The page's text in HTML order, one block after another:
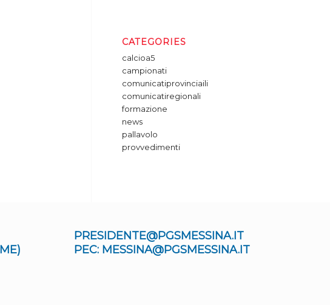
CATEGORIES
calcioa5
campionati
comunicatiprovinciaili
comunicatiregionali
formazione
news
pallavolo
provvedimenti
PRESIDENTE@PGSMESSINA.IT
PEC: MESSINA@PGSMESSINA.IT